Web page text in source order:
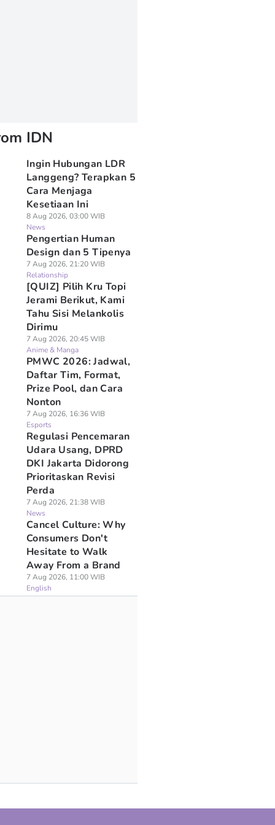
IDN
Ingin Hubungan LDR
Langgeng? Terapkan 5
Cara Menjaga
Kesetiaan Ini
8 Aug 2026, 03:00 WIB
News
Pengertian Human
Design dan 5 Tipenya
7 Aug 2026, 21:20 WIB
Relationship
[QUIZ] Pilih Kru Topi
Jerami Berikut, Kami
Tahu Sisi Melankolis
Dirimu
7 Aug 2026, 20:45 WIB
Anime & Manga
PMWC 2026: Jadwal,
Daftar Tim, Format,
Prize Pool, dan Cara
Nonton
7 Aug 2026, 16:36 WIB
Esports
Regulasi Pencemaran
Udara Usang, DPRD
DKI Jakarta Didorong
Prioritaskan Revisi
Perda
7 Aug 2026, 21:38 WIB
News
Cancel Culture: Why
Consumers Don't
Hesitate to Walk
Away From a Brand
7 Aug 2026, 11:00 WIB
English